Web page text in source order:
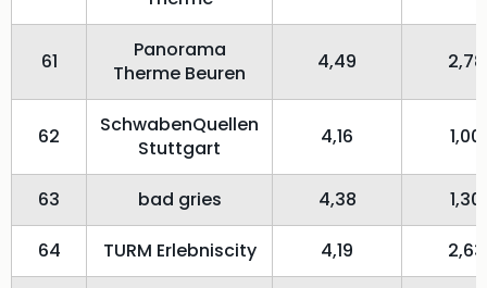
61
Panorama
Therme Beuren
4,49 2,78
62
SchwabenQuellen
Stuttgart
4,16 1,00
63 bad gries 4,38 1,30
64 TURM Erlebniscity 4,19 2,63